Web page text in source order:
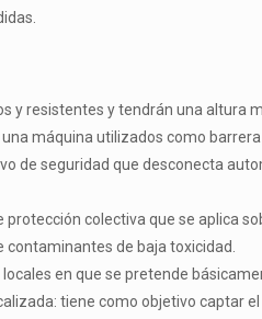
y resistentes y tendrán una altura
máquina utilizados como
de seguridad que desconecta
protección colectiva que se aplica
contaminantes de baja toxicidad.
en que se pretende
tiene como objetivo captar